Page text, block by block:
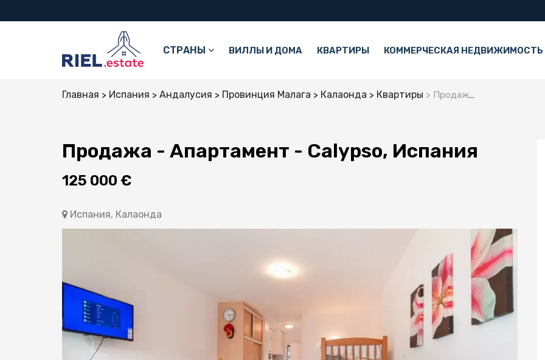
СТРАНЫ ВИЛЛЫ И ДОМА КВАРТИРЫ КОММЕРЧЕСКАЯ НЕДВИЖИМОСТЬ
Главная Испания Андалусия Провинция Малага Калаонда Квартиры Продажа - Апартамент - Calypso, Испания
Продажа - Апартамент - Calypso, Испания
125 000 €
Испания, Калаонда